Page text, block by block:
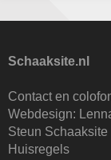
25 augustus 2026 ·
27 augustus 2026 ·
KC Open
28 augustus 2026 ·
Schaaksite.nl
Contact en
Webdesign:
Steun Schaaksite
Huisregels